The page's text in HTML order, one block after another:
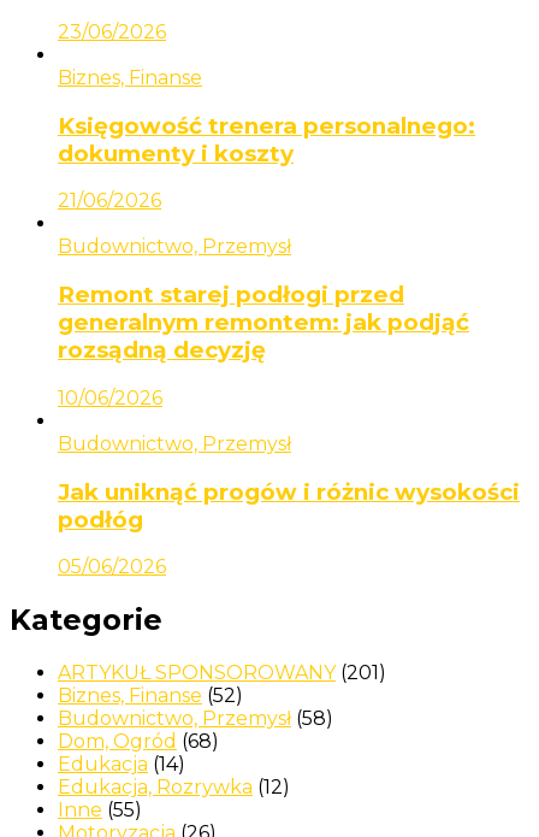
23/06/2026
Biznes, Finanse
Księgowość trenera personalnego:
dokumenty i koszty
21/06/2026
Budownictwo, Przemysł
Remont starej podłogi przed
generalnym remontem: jak podjąć
rozsądną decyzję
10/06/2026
Budownictwo, Przemysł
Jak uniknąć progów i różnic wysokości
podłóg
05/06/2026
Kategorie
ARTYKUŁ SPONSOROWANY(201)
Biznes, Finanse (52)
Budownictwo, Przemysł(58)
Dom, Ogród (68)
Edukacja (14)
Edukacja, Rozrywka (12)
Inne (55)